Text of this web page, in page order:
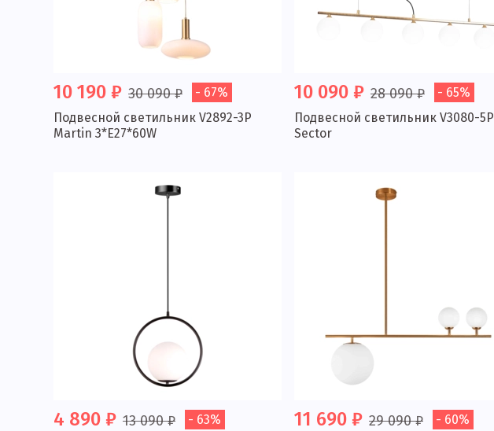
10 190 ₽ 30 090 ₽
- 67%
Подвесной светильник V2892-3P
Martin 3*E27*60W
10 090 ₽ 28 090 ₽
- 65%
Подвесной светильник V3080-5P
Sector
4 890 ₽ 13 090 ₽
- 63%
11 690 ₽ 29 090 ₽
- 60%